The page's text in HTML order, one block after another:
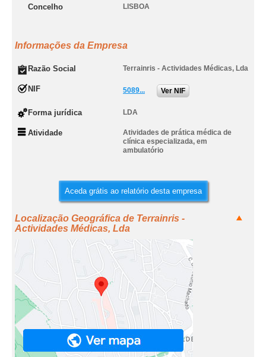
Concelho LISBOA
Informações da Empresa
Razão Social Terrainris - Actividades Médicas, Lda
NIF 5089... Ver NIF
Forma jurídica LDA
Atividade
Atividades de prática médica de
clínica especializada, em
ambulatório
Aceda grátis ao relatório desta empresa
Localização Geográfica de Terrainris -
Actividades Médicas, Lda